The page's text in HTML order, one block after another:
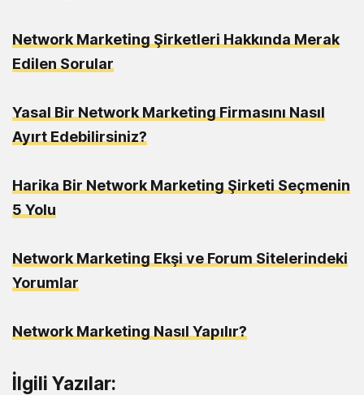
Network Marketing Şirketleri Hakkında Merak
Edilen Sorular
Yasal Bir Network Marketing Firmasını Nasıl
Ayırt Edebilirsiniz?
Harika Bir Network Marketing Şirketi Seçmenin
5 Yolu
Network Marketing Ekşi ve Forum Sitelerindeki
Yorumlar
Network Marketing Nasıl Yapılır?
İlgili Yazılar: